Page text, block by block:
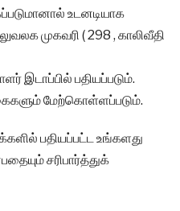
உடனடியாக
முகவரி ( 298 , காலிவீதி
இடாப்பில் பதியப்படும்.
மேற்கொள்ளப்படும்.
பதியப்பட்ட உங்களது
சரிபார்த்துக்